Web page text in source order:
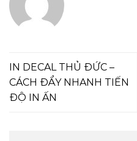
IN DECAL THỦ ĐỨC –
CÁCH ĐẨY NHANH TIẾN
ĐỘ IN ẤN